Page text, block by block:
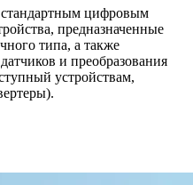
цифровым
предназначенные
типа, а также
и преобразования
устройствам,